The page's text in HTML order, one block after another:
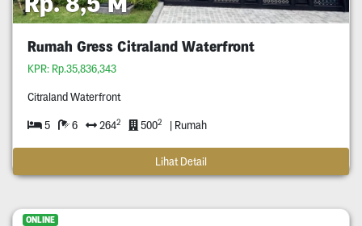
Rumah Gress Citraland Waterfront
KPR: Rp.35,836,343
Citraland Waterfront
5 6 2642 5002 | Rumah
Lihat Detail
ONLINE